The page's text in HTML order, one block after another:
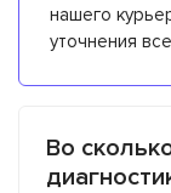
нашего
уточнения
Во